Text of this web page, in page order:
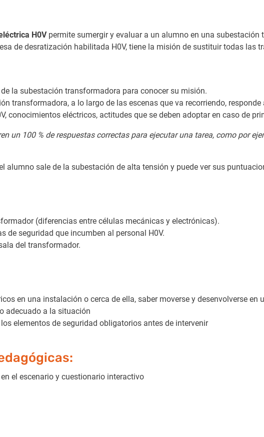
H0Vpermite sumergir y evaluar a un alumno en una
de desratización habilitada H0V, tiene la misión de sustituir todas las
la subestación transformadora para conocer su misión.
transformadora, a lo largo de las escenas que va recorriendo,
conocimientos eléctricos, actitudes que se deben adoptar en caso de
un 100 % de respuestas correctas para ejecutar una tarea, como por
alumno sale de la subestación de alta tensión y puede ver sus
(diferencias entre células mecánicas y electrónicas).
de seguridad que incumben al personal H0V.
del transformador.
en una instalación o cerca de ella, saber moverse y desenvolverse en
adecuado a la situación
elementos de seguridad obligatorios antes de intervenir
el escenario y cuestionario interactivo